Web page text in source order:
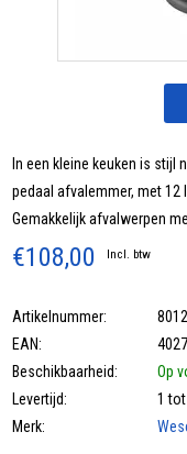
In een kleine keuken is stijl
pedaal afvalemmer, met
Gemakkelijk afvalwerpen
€108,00 Incl. btw
Artikelnummer:
EAN:
Beschikbaarheid:
Op
Levertijd:
1
Merk: